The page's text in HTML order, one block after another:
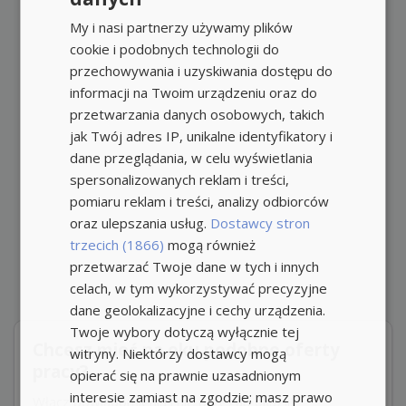
Chcesz mieć na oku podobne oferty
pracy?
Włącz powiadomienia i nie przegap okazji!
My i nasi partnerzy używamy plików
cookie i podobnych technologii do
przechowywania i uzyskiwania dostępu do
informacji na Twoim urządzeniu oraz do
przetwarzania danych osobowych, takich
jak Twój adres IP, unikalne identyfikatory i
dane przeglądania, w celu wyświetlania
spersonalizowanych reklam i treści,
pomiaru reklam i treści, analizy odbiorców
oraz ulepszania usług. Dostawcy stron
trzecich (1866) mogą również
przetwarzać Twoje dane w tych i innych
celach, w tym wykorzystywać precyzyjne
dane geolokalizacyjne i cechy urządzenia.
Twoje wybory dotyczą wyłącznie tej
witryny. Niektórzy dostawcy mogą
opierać się na prawnie uzasadnionym
interesie zamiast na zgodzie; masz prawo